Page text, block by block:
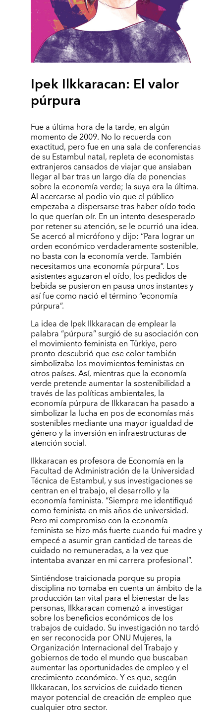
Ipek Ilkkaracan: El valor
púrpura
Fue a última hora de la tarde, en algún
momento de 2009. No lo recuerda con
exactitud, pero fue en una sala de conferencias
de su Estambul natal, repleta de economistas
extranjeros cansados de viajar que ansiaban
llegar al bar tras un largo día de ponencias
sobre la economía verde; la suya era la última.
Al acercarse al podio vio que el público
empezaba a dispersarse tras haber oído todo
lo que querían oír. En un intento desesperado
por retener su atención, se le ocurrió una idea.
Se acercó al micrófono y dijo: “Para lograr un
orden económico verdaderamente sostenible,
no basta con la economía verde. También
necesitamos una economía púrpura”. Los
asistentes aguzaron el oído, los pedidos de
bebida se pusieron en pausa unos instantes y
así fue como nació el término “economía
púrpura”.
La idea de Ipek Ilkkaracan de emplear la
palabra “púrpura” surgió de su asociación con
el movimiento feminista en Türkiye, pero
pronto descubrió que ese color también
simbolizaba los movimientos feministas en
otros países. Así, mientras que la economía
verde pretende aumentar la sostenibilidad a
través de las políticas ambientales, la
economía púrpura de Ilkkaracan ha pasado a
simbolizar la lucha en pos de economías más
sostenibles mediante una mayor igualdad de
género y la inversión en infraestructuras de
atención social.
Ilkkaracan es profesora de Economía en la
Facultad de Administración de la Universidad
Técnica de Estambul, y sus investigaciones se
centran en el trabajo, el desarrollo y la
economía feminista. “Siempre me identifiqué
como feminista en mis años de universidad.
Pero mi compromiso con la economía
feminista se hizo más fuerte cuando fui madre y
empecé a asumir gran cantidad de tareas de
cuidado no remuneradas, a la vez que
intentaba avanzar en mi carrera profesional”.
Sintiéndose traicionada porque su propia
disciplina no tomaba en cuenta un ámbito de la
producción tan vital para el bienestar de las
personas, Ilkkaracan comenzó a investigar
sobre los beneficios económicos de los
trabajos de cuidado. Su investigación no tardó
en ser reconocida por ONU Mujeres, la
Organización Internacional del Trabajo y
gobiernos de todo el mundo que buscaban
aumentar las oportunidades de empleo y el
crecimiento económico. Y es que, según
Ilkkaracan, los servicios de cuidado tienen
mayor potencial de creación de empleo que
cualquier otro sector.